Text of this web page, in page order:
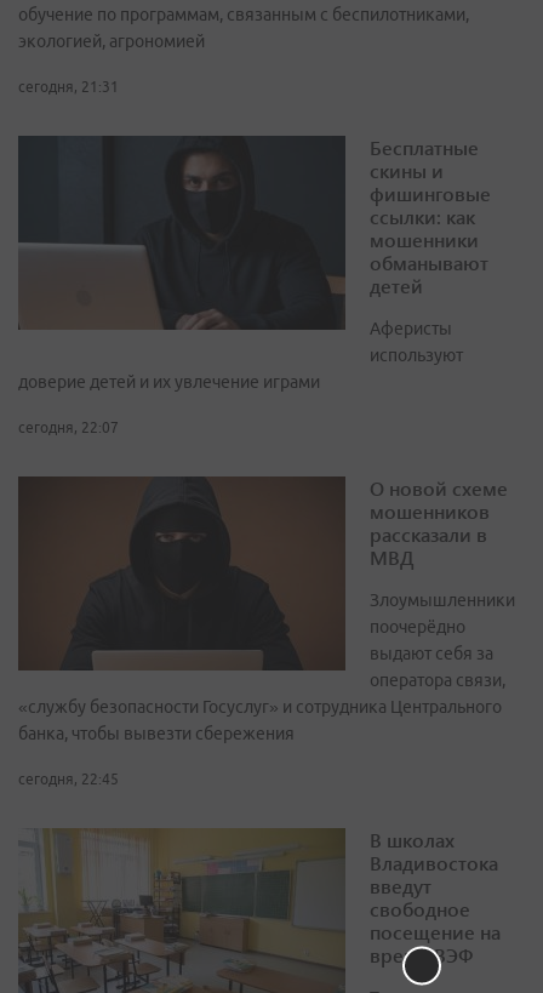
обучение по программам, связанным с беспилотниками,
экологией, агрономией
сегодня, 21:31
Бесплатные
скины и
фишинговые
ссылки: как
мошенники
обманывают
детей
Аферисты
используют
доверие детей и их увлечение играми
сегодня, 22:07
О новой схеме
мошенников
рассказали в
МВД
Злоумышленники
поочерёдно
выдают себя за
оператора связи,
«службу безопасности Госуслуг» и сотрудника Центрального
банка, чтобы вывезти сбережения
сегодня, 22:45
В школах
Владивостока
введут
свободное
посещение на
время ВЭФ